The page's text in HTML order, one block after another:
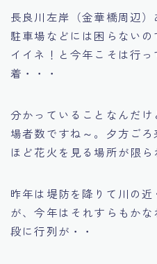
長良川左岸（金華橋周辺
駐車場などには困らない
イイネ！と今年こそは行
着・・・
分かっていることなんだ
場者数ですね～。夕方ご
ほど花火を見る場所が限ら
昨年は堤防を降りて川の
が、今年はそれすらもか
段に行列が・・